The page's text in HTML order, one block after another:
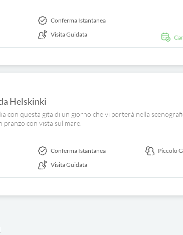
Conferma Istantanea
Visita Guidata
Helskinki
con questa gita di un giorno che vi porterà nella
con vista sul mare.
Conferma Istantanea
Visita Guidata
Piccolo